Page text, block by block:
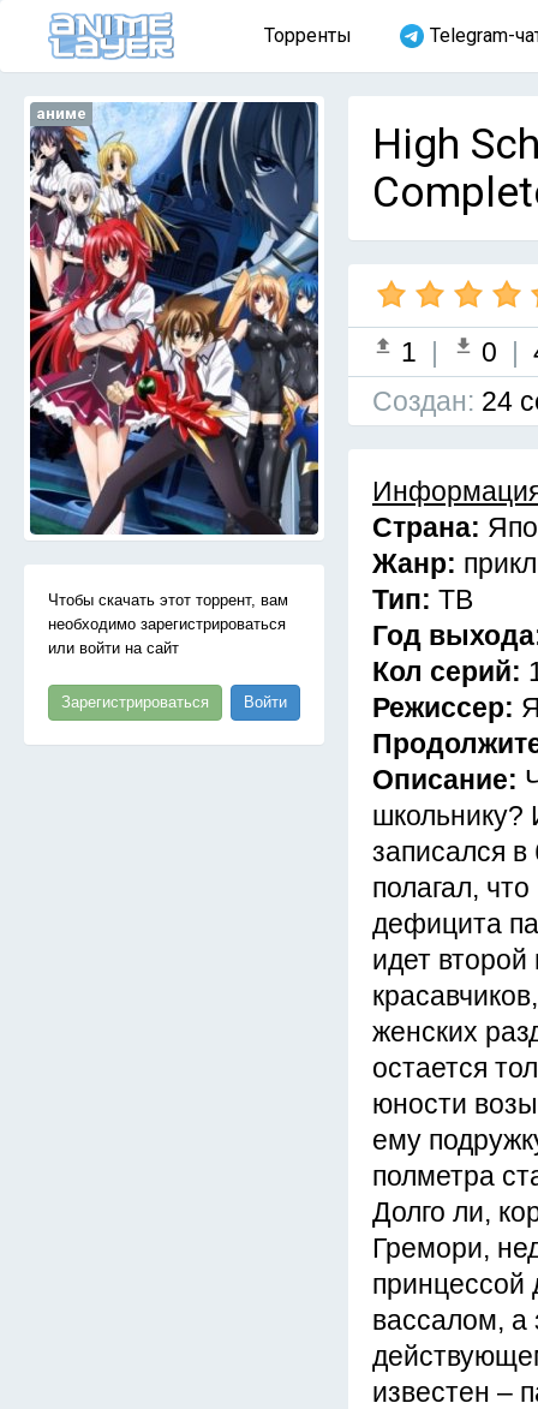
Торренты Telegram-
аниме
Чтобы скачать этот торрент, вам
необходимо зарегистрироваться
или войти на сайт
Зарегистрироваться Войти
High
1 | 0 |
Cоздан: 24
Страна:
Жанр:
Тип: ТВ
Год
Кол серий:
Режиссер:
Описание:
школьнику?
записался
полагал,
дефицита
идет
женских
остается
юности
ему
полметра
Долго ли,
Гремори,
принцессой
вассалом, а
известен –